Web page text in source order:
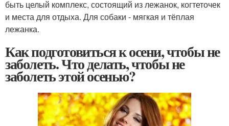
быть целый комплекс, состоящий из лежанок, когтеточек
и места для отдыха. Для собаки - мягкая и тёплая
лежанка.
Как подготовиться к осени, чтобы не
заболеть. Что делать, чтобы не
заболеть этой осенью?